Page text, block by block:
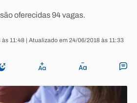
oferecidas 94 vagas.
11:48 | Atualizado em 24/06/2018 às 11:33